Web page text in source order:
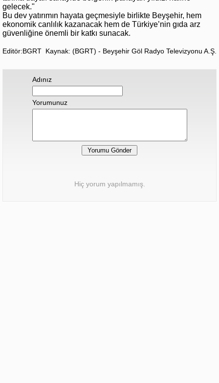
gelecek."
Bu dev yatırımın hayata geçmesiyle birlikte Beyşehir, hem
ekonomik canlılık kazanacak hem de Türkiye’nin gıda arz
güvenliğine önemli bir katkı sunacak.
Editör:BGRT Kaynak: (BGRT) - Beyşehir Göl Radyo Televizyonu A.Ş.
Adınız
Yorumunuz
Hiç yorum yapılmamış.